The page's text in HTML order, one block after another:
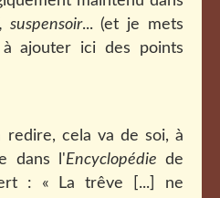
suspensoir... (et je mets
ajouter ici des points
redire, cela va de soi, à
dans l'Encyclopédie de
: « La trêve [...] ne